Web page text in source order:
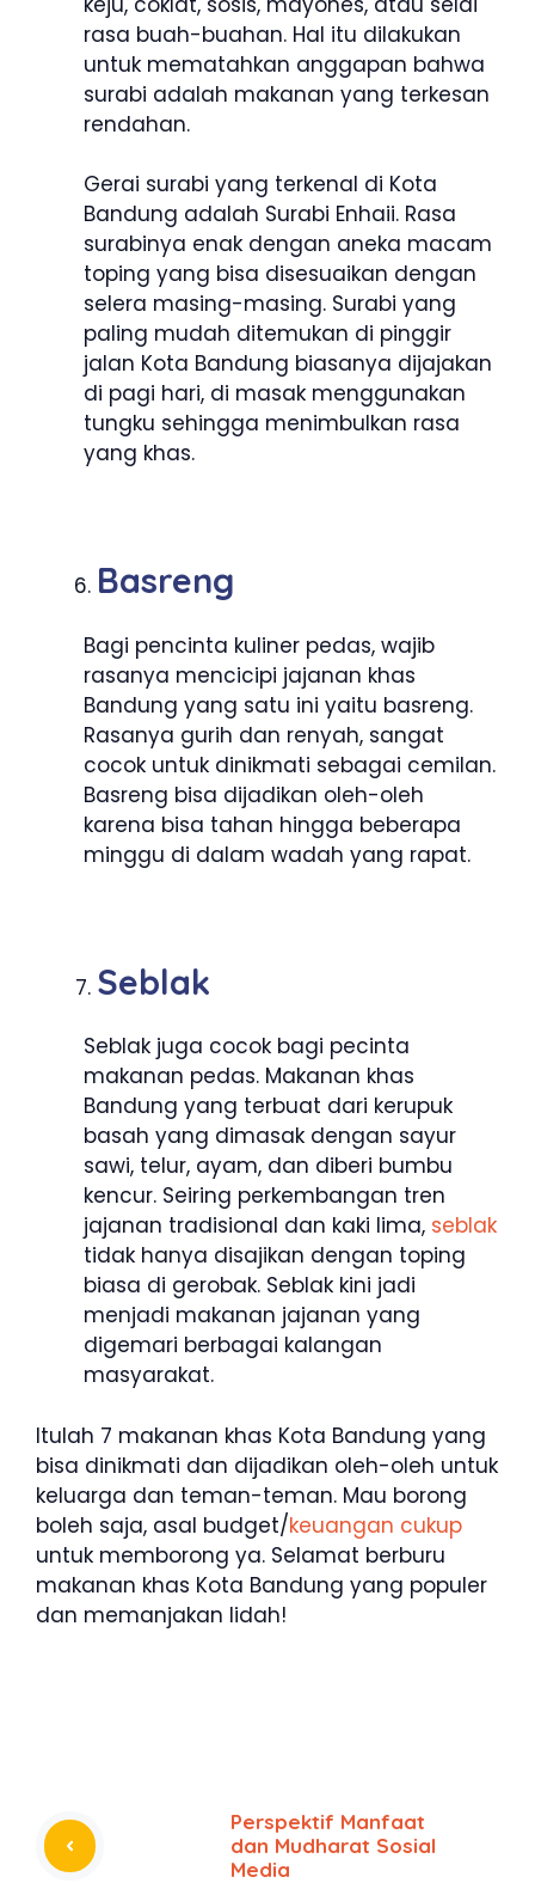
rasa buah-buahan. Hal itu dilakukan
untuk mematahkan anggapan bahwa
surabi adalah makanan yang terkesan
rendahan.
Gerai surabi yang terkenal di Kota
Bandung adalah Surabi Enhaii. Rasa
surabinya enak dengan aneka macam
toping yang bisa disesuaikan dengan
selera masing-masing. Surabi yang
paling mudah ditemukan di pinggir
jalan Kota Bandung biasanya dijajakan
di pagi hari, di masak menggunakan
tungku sehingga menimbulkan rasa
yang khas.
Basreng
Bagi pencinta kuliner pedas, wajib
rasanya mencicipi jajanan khas
Bandung yang satu ini yaitu basreng.
Rasanya gurih dan renyah, sangat
cocok untuk dinikmati sebagai cemilan.
Basreng bisa dijadikan oleh-oleh
karena bisa tahan hingga beberapa
minggu di dalam wadah yang rapat.
Seblak
Seblak juga cocok bagi pecinta
makanan pedas. Makanan khas
Bandung yang terbuat dari kerupuk
basah yang dimasak dengan sayur
sawi, telur, ayam, dan diberi bumbu
kencur. Seiring perkembangan tren
jajanan tradisional dan kaki lima, seblak
tidak hanya disajikan dengan toping
biasa di gerobak. Seblak kini jadi
menjadi makanan jajanan yang
digemari berbagai kalangan
masyarakat.
Itulah 7 makanan khas Kota Bandung yang
bisa dinikmati dan dijadikan oleh-oleh untuk
keluarga dan teman-teman. Mau borong
boleh saja, asal budget/keuangan cukup
untuk memborong ya. Selamat berburu
makanan khas Kota Bandung yang populer
dan memanjakan lidah!
Perspektif Manfaat
dan Mudharat Sosial
Media